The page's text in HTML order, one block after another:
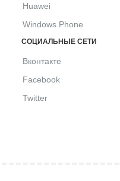
Huawei
Windows Phone
СОЦИАЛЬНЫЕ СЕТИ
Вконтакте
Facebook
Twitter